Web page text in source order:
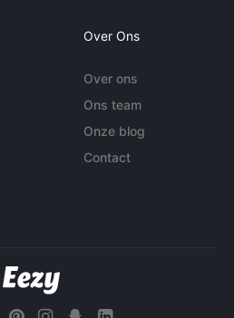
Over Ons
Over ons
Ons team
Onze blog
Contact